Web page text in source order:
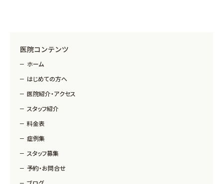
医院コンテンツ
ホーム
はじめての方へ
医院紹介・アクセス
スタッフ紹介
料金表
症例集
スタッフ募集
予約・お問合せ